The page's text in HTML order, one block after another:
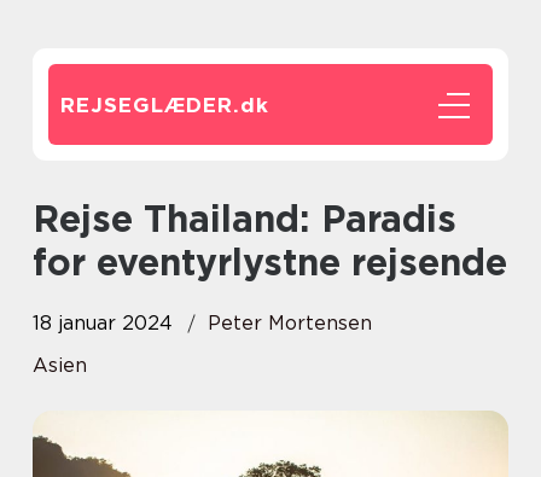
REJSEGLÆDER.dk
Rejse Thailand: Paradis
for eventyrlystne rejsende
18 januar 2024
Peter Mortensen
Asien